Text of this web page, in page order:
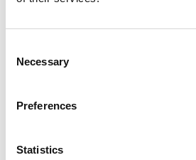
Selection
Necessary
Preferences
Statistics
Mit der Low Code
CREED ein umfassendes
und einzelne Bereiche wie